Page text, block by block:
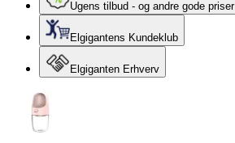
Ugens tilbud - og andre gode priser
Elgigantens Kundeklub
Elgiganten Erhverv